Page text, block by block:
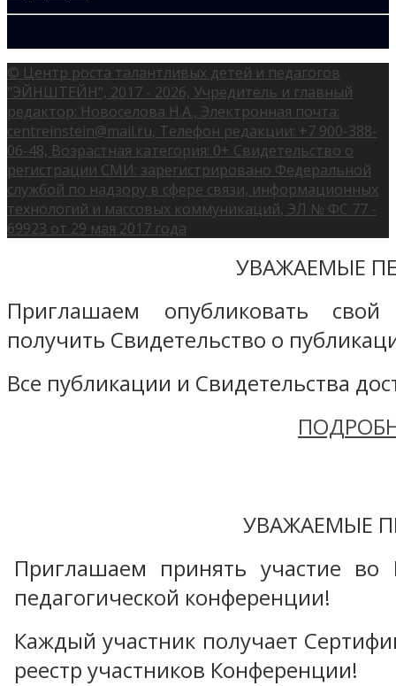
© Центр роста талантливых детей и педагогов
"ЭЙНШТЕЙН", 2017 - 2026, Учредитель и главный
редактор: Новоселова Н.А., Электронная почта:
centreinstein@mail.ru, Телефон редакции: +7 900-388-
06-48, Возрастная категория: 0+ Свидетельство о
регистрации СМИ: зарегистрировано Федеральной
службой по надзору в сфере связи, информационных
технологий и массовых коммуникаций, ЭЛ № ФС 77 -
69923 от 29 мая 2017 года
УВАЖАЕМЫЕ
Приглашаем опубликовать
получить Свидетельство о
Все публикации и Свидетельства
УВАЖАЕМЫЕ
Приглашаем принять участие во
педагогической конференции!
Каждый участник получает
реестр участников Конференции!